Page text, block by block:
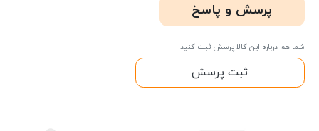
پرسش و پاسخ
شما هم درباره این کالا پرسش ثبت کنید
ثبت پرسش